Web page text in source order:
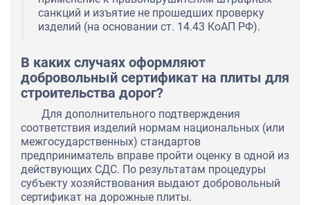
санкций и изъятие не прошедших проверку
изделий (на основании ст. 14.43 КоАП РФ).
В каких случаях оформляют
добровольный сертификат на плиты для
строительства дорог?
Для дополнительного подтверждения
соответствия изделий нормам национальных (или
межгосударственных) стандартов
предприниматель вправе пройти оценку в одной из
действующих СДС. По результатам процедуры
субъекту хозяйствования выдают добровольный
сертификат на дорожные плиты.